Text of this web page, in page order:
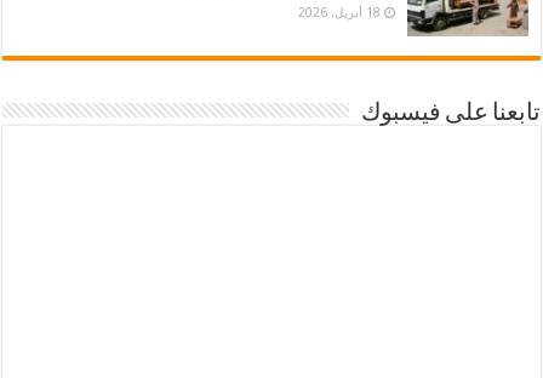
18 أبريل، 2026
تابعنا على فيسبوك